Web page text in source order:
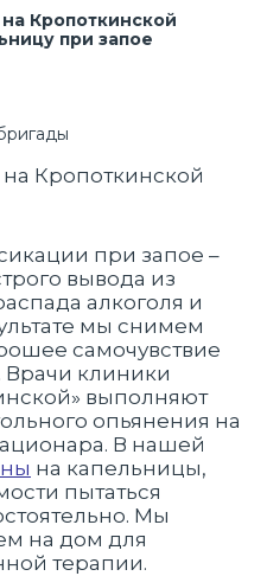
Кропоткинской
при запое
при запое –
вывода из
алкоголя и
мы снимем
самочувствие
Врачи клиники
выполняют
опьянения на
В нашей
на капельницы,
пытаться
Мы
на дом для
терапии.